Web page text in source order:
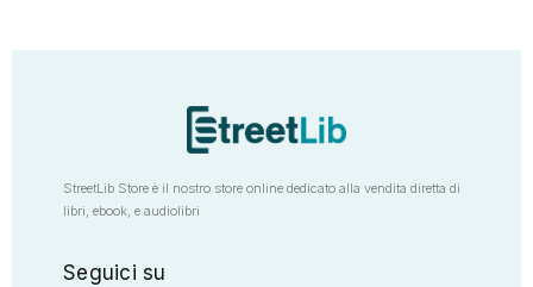
StreetLib Store è il nostro store online dedicato alla vendita diretta di
libri, ebook, e audiolibri
Seguici su